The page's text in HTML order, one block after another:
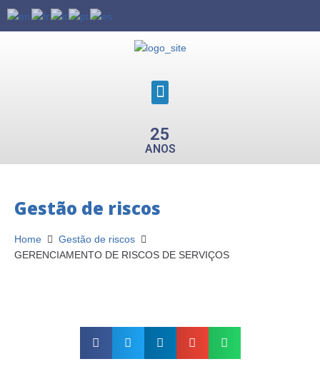
25
ANOS
Gestão de riscos
Home
Gestão de riscos
GERENCIAMENTO DE RISCOS DE SERVIÇOS